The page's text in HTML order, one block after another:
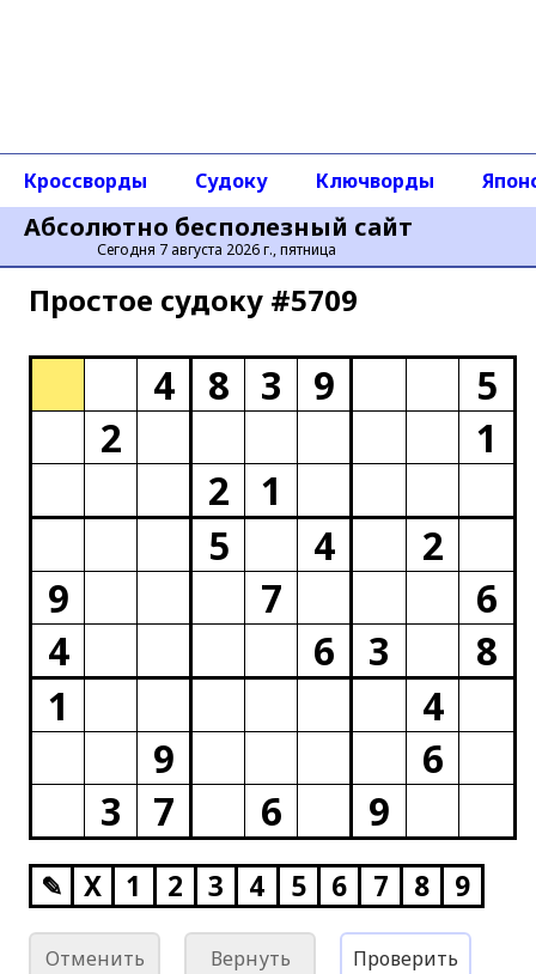
Абсолютно бесполезный сайт
Сегодня 7 августа 2026 г., пятница
Кроссворды Судоку Ключворды
Простое cудоку #5709
4 8 3 9
5
2
1
2
1
5
4
2
9
7
6
4
6 3
8
1
4
9
6
3
7 6 9
✎ X 1 2 3 4 5 6 7 8 9
Отменить Вернуть Проверить